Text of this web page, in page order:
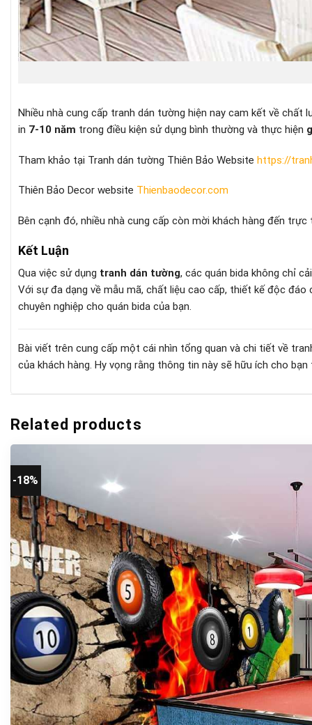
Nhiều nhà cung cấp tranh dán tường hiện nay cam kết về
in 7-10 năm trong điều kiện sử dụng bình thường và thực hiện
Tham khảo tại Tranh dán tường Thiên Bảo Website https://
Thiên Bảo Decor website Thienbaodecor.com
Bên cạnh đó, nhiều nhà cung cấp còn mời khách hàng đến
Kết Luận
Qua việc sử dụng tranh dán tường, các quán bida không chỉ
Với sự đa dạng về mẫu mã, chất liệu cao cấp, thiết kế độc
chuyên nghiệp cho quán bida của bạn.
Bài viết trên cung cấp một cái nhìn tổng quan và chi tiết về
của khách hàng. Hy vọng rằng thông tin này sẽ hữu ích cho
Related products
-18%